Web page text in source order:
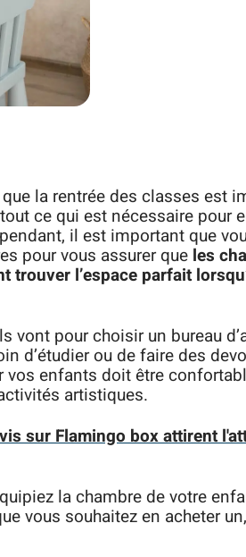
la rentrée des classes est
ce qui est nécessaire pour
il est important que
pour vous assurer que les
trouver l’espace parfait
pour choisir un bureau
d’étudier ou de faire des
vos enfants doit être
artistiques.
sur Flamingo box attirent
la chambre de votre
vous souhaitez en acheter